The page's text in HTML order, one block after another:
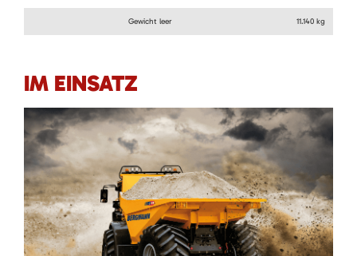
Gewicht leer 11.140 kg
IM EINSATZ